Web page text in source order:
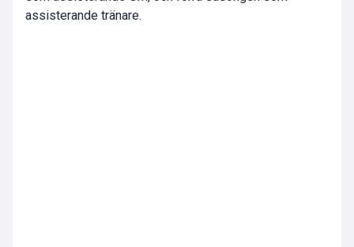
assisterande tränare.